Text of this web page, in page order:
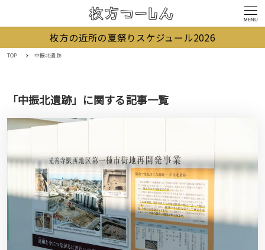
MENU
枚方の近所の夏祭りスケジュール2026
TOP 中振北遺跡
「中振北遺跡」に関する記事一覧